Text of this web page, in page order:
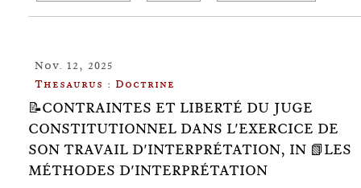
Nov. 12, 2025
Thesaurus : Doctrine
📝CONTRAINTES ET LIBERTÉ DU JUGE
CONSTITUTIONNEL DANS L'EXERCICE DE
SON TRAVAIL D'INTERPRÉTATION, IN 📗LES
MÉTHODES D'INTERPRÉTATION